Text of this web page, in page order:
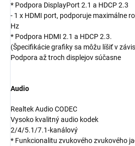
* Podpora DisplayPort 2.1 a HDCP 2.3
- 1 x HDMI port, podporuje maximálne
Hz
* Podpora HDMI 2.1 a HDCP 2.3.
(Špecifikácie grafiky sa môžu líšiť v
Podpora až troch displejov súčasne
Audio
Realtek Audio CODEC
Vysoko kvalitný audio kodek
2/4/5.1/7.1-kanálový
* Funkcionalitu zvukového zvukového